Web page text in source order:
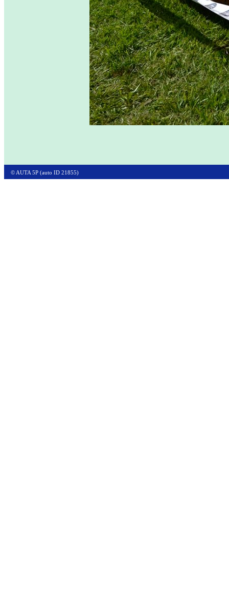
© AUTA 5P (auto ID 21855)